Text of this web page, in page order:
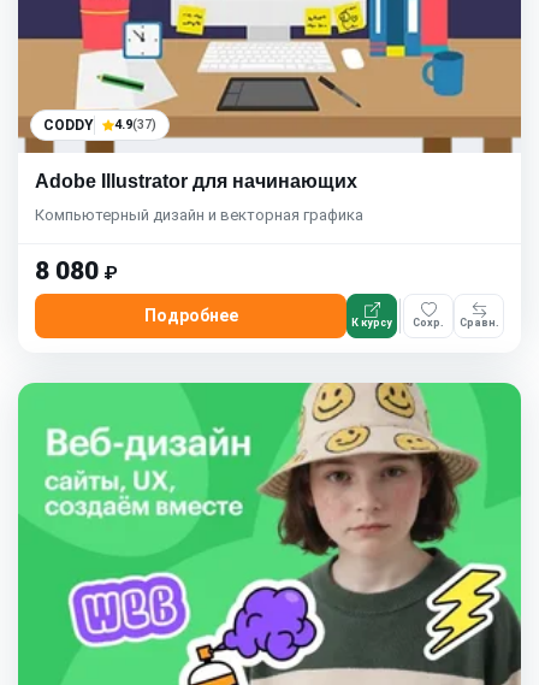
CODDY 4.9(37)
Adobe Illustrator для начинающих
Компьютерный дизайн и векторная графика
8 080 ₽
Подробнее К курсу Сохр. Сравн.